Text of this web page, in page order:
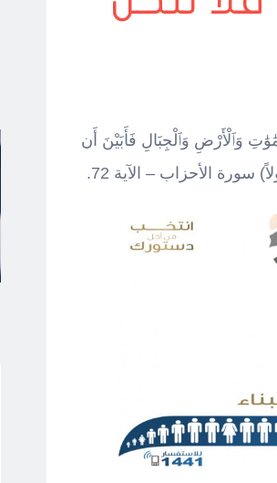
وَٱلْأَرْضِ وَٱلْجِبَالِ فَأَبَيْنَ أَن
الأحزاب – الآية 72.